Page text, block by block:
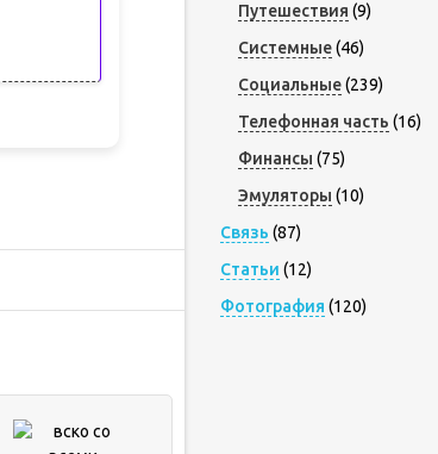
Путешествия (9)
Системные(46)
Социальные(239)
Телефонная часть (16)
Финансы (75)
Эмуляторы (10)
Связь (87)
Статьи (12)
Фотография (120)